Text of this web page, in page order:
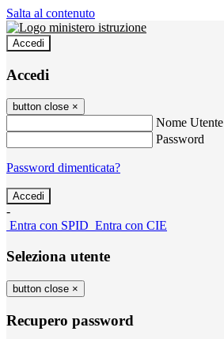
Salta al contenuto
Accedi
Accedi
button close ×
Nome Utente
Password
Password dimenticata?
-
Entra con SPID Entra con CIE
Seleziona utente
button close ×
Recupero password